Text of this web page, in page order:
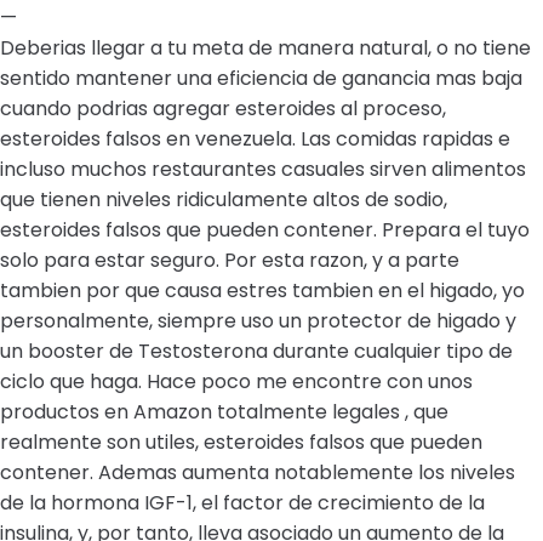
—
Deberias llegar a tu meta de manera natural, o no tiene
sentido mantener una eficiencia de ganancia mas baja
cuando podrias agregar esteroides al proceso,
esteroides falsos en venezuela. Las comidas rapidas e
incluso muchos restaurantes casuales sirven alimentos
que tienen niveles ridiculamente altos de sodio,
esteroides falsos que pueden contener. Prepara el tuyo
solo para estar seguro. Por esta razon, y a parte
tambien por que causa estres tambien en el higado, yo
personalmente, siempre uso un protector de higado y
un booster de Testosterona durante cualquier tipo de
ciclo que haga. Hace poco me encontre con unos
productos en Amazon totalmente legales , que
realmente son utiles, esteroides falsos que pueden
contener. Ademas aumenta notablemente los niveles
de la hormona IGF-1, el factor de crecimiento de la
insulina, y, por tanto, lleva asociado un aumento de la